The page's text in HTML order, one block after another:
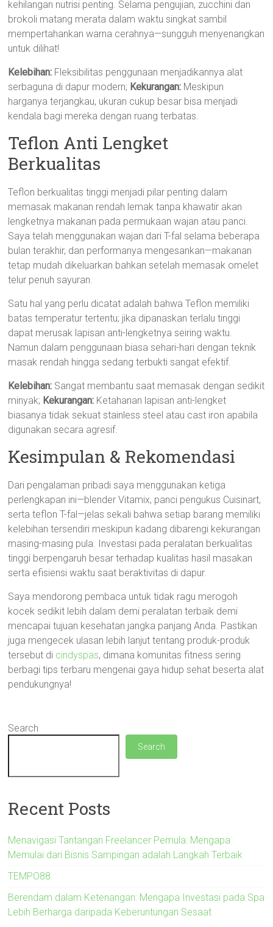
kehilangan nutrisi penting. Selama pengujian, zucchini dan
brokoli matang merata dalam waktu singkat sambil
mempertahankan warna cerahnya—sungguh menyenangkan
untuk dilihat!
Kelebihan: Fleksibilitas penggunaan menjadikannya alat
serbaguna di dapur modern; Kekurangan: Meskipun
harganya terjangkau, ukuran cukup besar bisa menjadi
kendala bagi mereka dengan ruang terbatas.
Teflon Anti Lengket
Berkualitas
Teflon berkualitas tinggi menjadi pilar penting dalam
memasak makanan rendah lemak tanpa khawatir akan
lengketnya makanan pada permukaan wajan atau panci.
Saya telah menggunakan wajan dari T-fal selama beberapa
bulan terakhir, dan performanya mengesankan—makanan
tetap mudah dikeluarkan bahkan setelah memasak omelet
telur penuh sayuran.
Satu hal yang perlu dicatat adalah bahwa Teflon memiliki
batas temperatur tertentu; jika dipanaskan terlalu tinggi
dapat merusak lapisan anti-lengketnya seiring waktu.
Namun dalam penggunaan biasa sehari-hari dengan teknik
masak rendah hingga sedang terbukti sangat efektif.
Kelebihan: Sangat membantu saat memasak dengan sedikit
minyak; Kekurangan: Ketahanan lapisan anti-lengket
biasanya tidak sekuat stainless steel atau cast iron apabila
digunakan secara agresif.
Kesimpulan & Rekomendasi
Dari pengalaman pribadi saya menggunakan ketiga
perlengkapan ini—blender Vitamix, panci pengukus Cuisinart,
serta teflon T-fal—jelas sekali bahwa setiap barang memiliki
kelebihan tersendiri meskipun kadang dibarengi kekurangan
masing-masing pula. Investasi pada peralatan berkualitas
tinggi berpengaruh besar terhadap kualitas hasil masakan
serta efisiensi waktu saat beraktivitas di dapur.
Saya mendorong pembaca untuk tidak ragu merogoh
kocek sedikit lebih dalam demi peralatan terbaik demi
mencapai tujuan kesehatan jangka panjang Anda. Pastikan
juga mengecek ulasan lebih lanjut tentang produk-produk
tersebut di cindyspas, dimana komunitas fitness sering
berbagi tips terbaru mengenai gaya hidup sehat beserta alat
pendukungnya!
Search
Search
Recent Posts
Menavigasi Tantangan Freelancer Pemula: Mengapa
Memulai dari Bisnis Sampingan adalah Langkah Terbaik
TEMPO88
Berendam dalam Ketenangan: Mengapa Investasi pada Spa
Lebih Berharga daripada Keberuntungan Sesaat